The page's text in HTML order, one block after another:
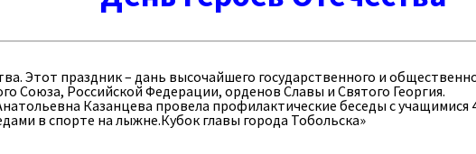
Этот праздник – дань высочайшего государственного и
Союза, Российской Федерации, орденов Славы и Святого Георгия.
Казанцева провела профилактические беседы с
в спорте на лыжне.Кубок главы города Тобольска»